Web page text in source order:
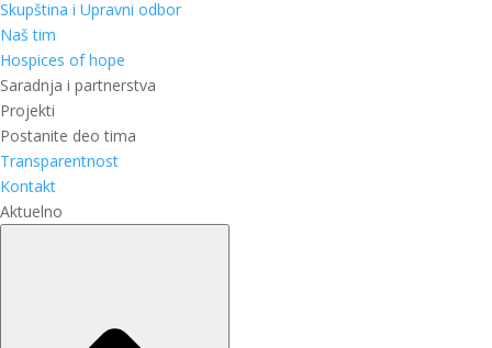
Skupština i Upravni odbor
Naš tim
Hospices of hope
Saradnja i partnerstva
Projekti
Postanite deo tima
Transparentnost
Kontakt
Aktuelno